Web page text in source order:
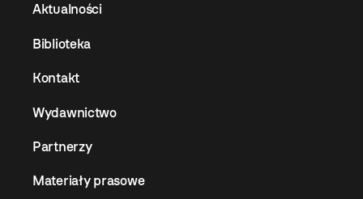
Aktualności
Biblioteka
Kontakt
Wydawnictwo
Partnerzy
Materiały prasowe